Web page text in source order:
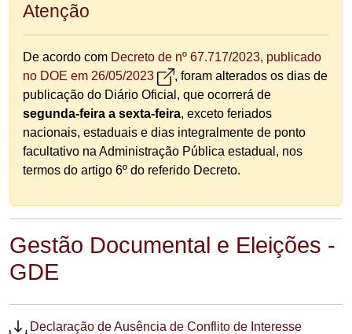
Atenção
De acordo com Decreto de nº 67.717/2023, publicado
no DOE em 26/05/2023
, foram alterados os dias de
publicação do Diário Oficial, que ocorrerá de
segunda-feira a sexta-feira, exceto feriados
nacionais, estaduais e dias integralmente de ponto
facultativo na Administração Pública estadual, nos
termos do artigo 6º do referido Decreto.
Gestão Documental e Eleições -
GDE
Declaração de Ausência de Conflito de Interesse